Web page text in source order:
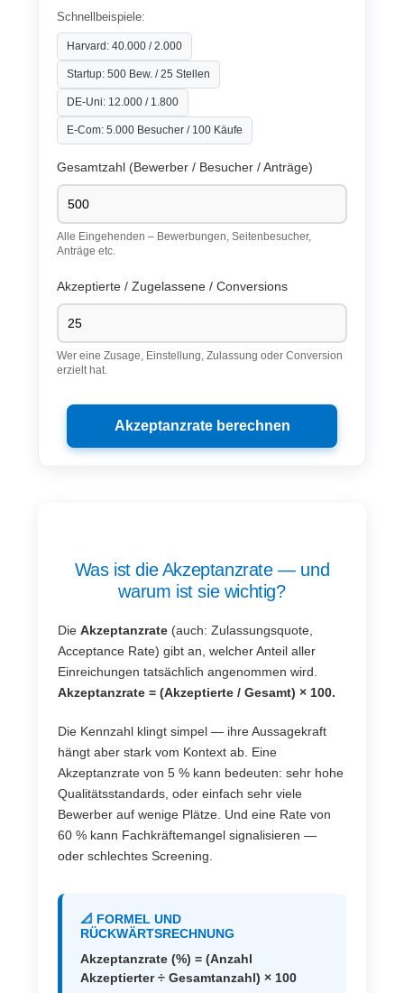
Schnellbeispiele:
Harvard: 40.000 / 2.000
Startup: 500 Bew. / 25 Stellen
DE-Uni: 12.000 / 1.800
E-Com: 5.000 Besucher / 100 Käufe
Gesamtzahl (Bewerber / Besucher / Anträge)
Alle Eingehenden – Bewerbungen, Seitenbesucher,
Anträge etc.
Akzeptierte / Zugelassene / Conversions
Wer eine Zusage, Einstellung, Zulassung oder Conversion
erzielt hat.
Akzeptanzrate berechnen
Was ist die Akzeptanzrate — und
warum ist sie wichtig?
DieAkzeptanzrate (auch: Zulassungsquote,
Acceptance Rate) gibt an, welcher Anteil aller
Einreichungen tatsächlich angenommen wird.
Akzeptanzrate = (Akzeptierte / Gesamt) × 100.
Die Kennzahl klingt simpel — ihre Aussagekraft
hängt aber stark vom Kontext ab. Eine
Akzeptanzrate von 5 % kann bedeuten: sehr hohe
Qualitätsstandards, oder einfach sehr viele
Bewerber auf wenige Plätze. Und eine Rate von
60 % kann Fachkräftemangel signalisieren —
oder schlechtes Screening.
📐 FORMEL UND
RÜCKWÄRTSRECHNUNG
Akzeptanzrate (%) = (Anzahl
Akzeptierter ÷ Gesamtanzahl) × 100